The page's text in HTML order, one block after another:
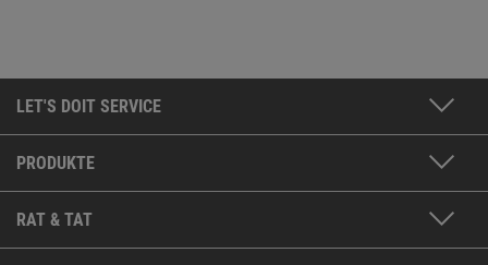
LET'S DOIT SERVICE
PRODUKTE
RAT & TAT